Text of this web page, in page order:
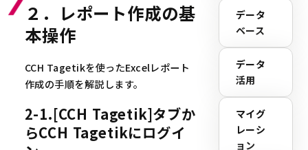
２．レポート作成の基
本操作
CCH Tagetikを使ったExcelレポート
作成の手順を解説します。
2-1.[CCH Tagetik]タブか
らCCH Tagetikにログイ
データ
ベース
データ
活用
マイグ
レーシ
ョン